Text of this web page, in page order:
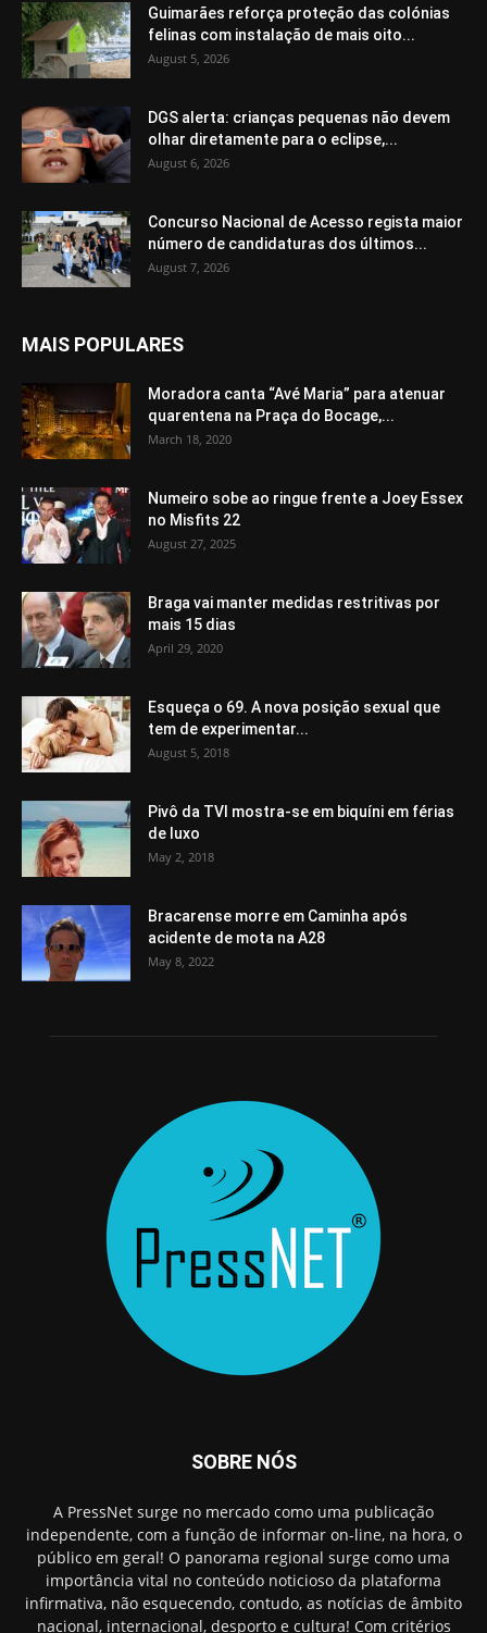
Guimarães reforça proteção das colónias
felinas com instalação de mais oito...
August 5, 2026
DGS alerta: crianças pequenas não devem
olhar diretamente para o eclipse,...
August 6, 2026
Concurso Nacional de Acesso regista maior
número de candidaturas dos últimos...
August 7, 2026
MAIS POPULARES
Moradora canta “Avé Maria” para atenuar
quarentena na Praça do Bocage,...
March 18, 2020
Numeiro sobe ao ringue frente a Joey Essex
no Misfits 22
August 27, 2025
Braga vai manter medidas restritivas por
mais 15 dias
April 29, 2020
Esqueça o 69. A nova posição sexual que
tem de experimentar...
August 5, 2018
Pivô da TVI mostra-se em biquíni em férias
de luxo
May 2, 2018
Bracarense morre em Caminha após
acidente de mota na A28
May 8, 2022
SOBRE NÓS
A PressNet surge no mercado como uma publicação
independente, com a função de informar on-line, na hora, o
público em geral! O panorama regional surge como uma
importância vital no conteúdo noticioso da plataforma
infirmativa, não esquecendo, contudo, as notícias de âmbito
nacional, internacional, desporto e cultura! Com critérios